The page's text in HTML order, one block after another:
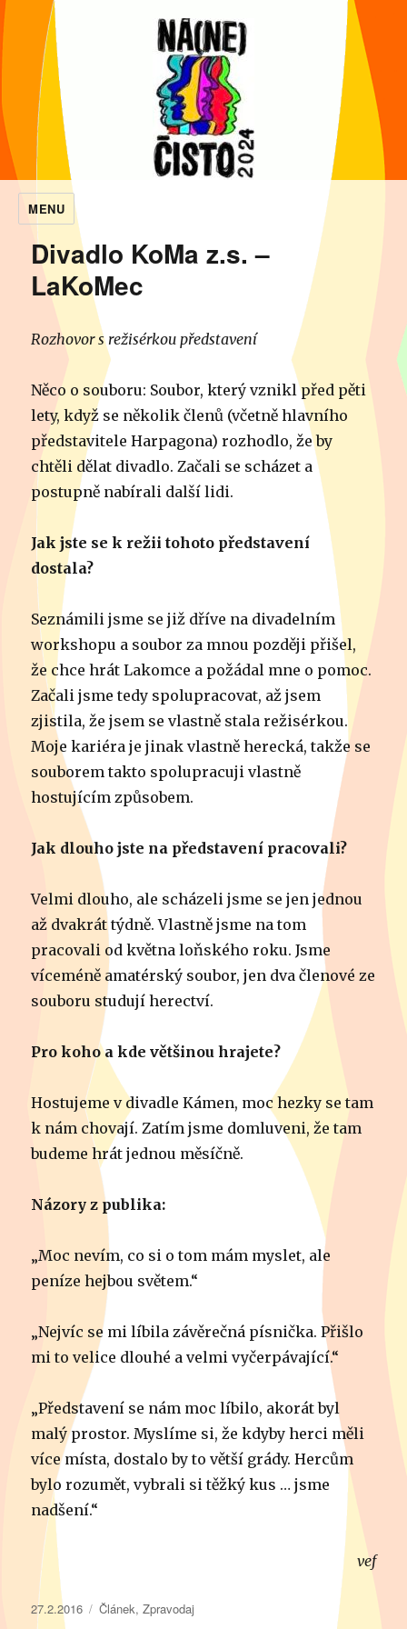
MENU
NaNečisto
Divadlo KoMa z.s. –
LaKoMec
Rozhovor s režisérkou představení
Něco o souboru: Soubor, který vznikl před pěti
lety, když se několik členů (včetně hlavního
představitele Harpagona) rozhodlo, že by
chtěli dělat divadlo. Začali se scházet a
postupně nabírali další lidi.
Jak jste se k režii tohoto představení
dostala?
Seznámili jsme se již dříve na divadelním
workshopu a soubor za mnou později přišel,
že chce hrát Lakomce a požádal mne o pomoc.
Začali jsme tedy spolupracovat, až jsem
zjistila, že jsem se vlastně stala režisérkou.
Moje kariéra je jinak vlastně herecká, takže se
souborem takto spolupracuji vlastně
hostujícím způsobem.
Jak dlouho jste na představení pracovali?
Velmi dlouho, ale scházeli jsme se jen jednou
až dvakrát týdně. Vlastně jsme na tom
pracovali od května loňského roku. Jsme
víceméně amatérský soubor, jen dva členové ze
souboru studují herectví.
Pro koho a kde většinou hrajete?
Hostujeme v divadle Kámen, moc hezky se tam
k nám chovají. Zatím jsme domluveni, že tam
budeme hrát jednou měsíčně.
Názory z publika:
„Moc nevím, co si o tom mám myslet, ale
peníze hejbou světem.“
„Nejvíc se mi líbila závěrečná písnička. Přišlo
mi to velice dlouhé a velmi vyčerpávající.“
„Představení se nám moc líbilo, akorát byl
malý prostor. Myslíme si, že kdyby herci měli
více místa, dostalo by to větší grády. Hercům
bylo rozumět, vybrali si těžký kus … jsme
nadšení.“
vef
Publikováno:
27.2.2016 Rubriky:
Článek,Zpravodaj